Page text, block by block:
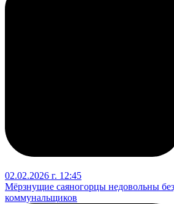
02.02.2026 г. 12:45
Мёрзнущие саяногорцы недовольны
коммунальщиков